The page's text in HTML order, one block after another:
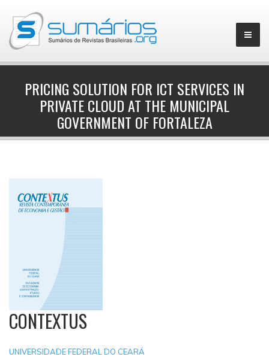
PRICING SOLUTION FOR ICT SERVICES IN
PRIVATE CLOUD AT THE MUNICIPAL
GOVERNMENT OF FORTALEZA
CONTEXTUS
UNIVERSIDADE FEDERAL DO CEARÁ